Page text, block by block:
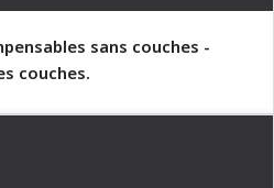
sans couches -
couches.